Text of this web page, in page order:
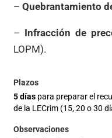
– Quebrantamiento
– Infracción de
LOPM).
5 días para preparar el
de la LECrim (15, 20 o 30